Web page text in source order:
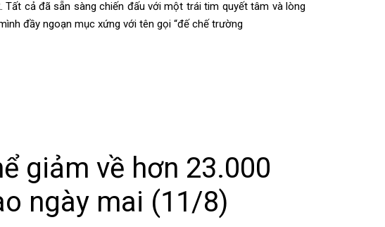
Tất cả đã sẵn sàng chiến đấu với một trái tim quyết tâm và lòng
đầy ngoạn mục xứng với tên gọi “đế chế trường
giảm về hơn 23.000
ngày mai (11/8)